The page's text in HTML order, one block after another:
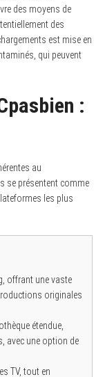
des moyens de
des
est mise en
qui peuvent
:
au
se présentent comme
les plus
offrant une vaste
originales
étendue,
avec une option de
TV, tout en